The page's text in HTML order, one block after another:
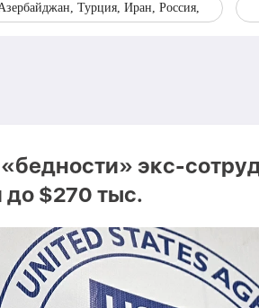
Турция, Иран, Россия,
«бедности» экс-
до $270 тыс.